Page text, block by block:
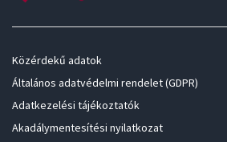
Közérdekű adatok
Általános adatvédelmi rendelet (GDPR)
Adatkezelési tájékoztatók
Akadálymentesítési nyilatkozat